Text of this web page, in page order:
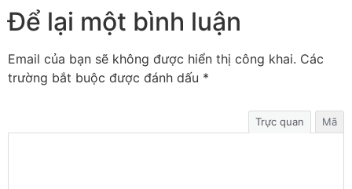
Để lại một bình luận
Email của bạn sẽ không được hiển thị công khai. Các
trường bắt buộc được đánh dấu *
Trực quan Mã